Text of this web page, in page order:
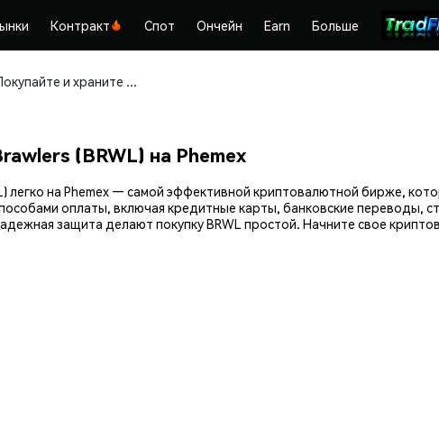
Контракт Спот Ончейн Earn Больше
Покупайте и храните Blockchain Brawlers (BRWL) безопасно
(BRWL) на Phemex
легко на Phemex — самой эффективной криптовалютной бирже,
оплаты, включая кредитные карты, банковские переводы,
защита делают покупку BRWL простой. Начните свое